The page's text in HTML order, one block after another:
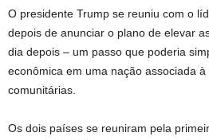
O presidente Trump se reuniu com o
depois de anunciar o plano de elevar
dia depois – um passo que poderia
econômica em uma nação associada
comunitárias.
Os dois países se reuniram pela